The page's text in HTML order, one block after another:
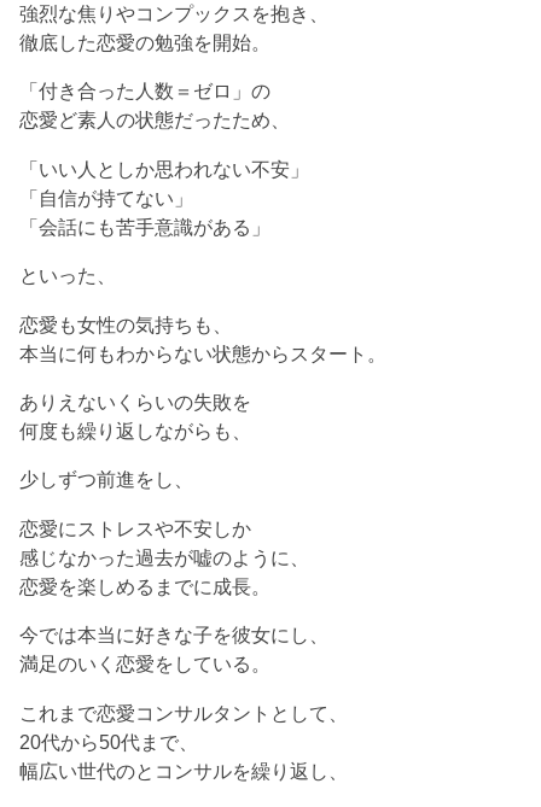
強烈な焦りやコンプックスを抱き、
徹底した恋愛の勉強を開始。
「付き合った人数＝ゼロ」の
恋愛ど素人の状態だったため、
「いい人としか思われない不安」
「自信が持てない」
「会話にも苦手意識がある」
といった、
恋愛も女性の気持ちも、
本当に何もわからない状態からスタート。
ありえないくらいの失敗を
何度も繰り返しながらも、
少しずつ前進をし、
恋愛にストレスや不安しか
感じなかった過去が嘘のように、
恋愛を楽しめるまでに成長。
今では本当に好きな子を彼女にし、
満足のいく恋愛をしている。
これまで恋愛コンサルタントとして、
20代から50代まで、
幅広い世代のとコンサルを繰り返し、